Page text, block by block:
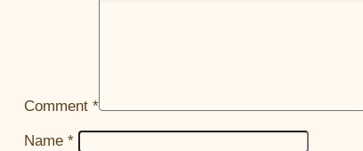
Comment *
Name *